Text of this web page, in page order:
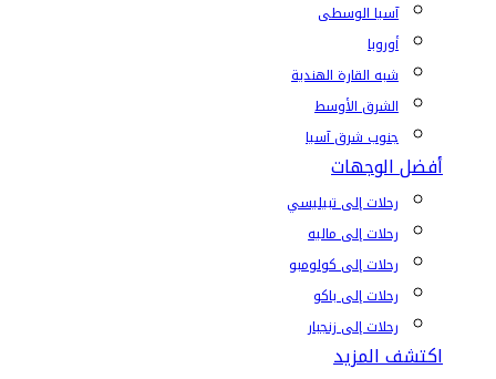
آسيا الوسطى
أوروبا
شبه القارة الهندية
الشرق الأوسط
جنوب شرق آسيا
أفضل الوجهات
رحلات إلى تبيليسي
رحلات إلى ماليه
رحلات إلى كولومبو
رحلات إلى باكو
رحلات إلى زنجبار
اكتشف المزيد